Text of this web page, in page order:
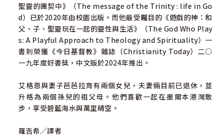
聖靈的團契中》（The message of the Trinity : life in Go
d）已於2020年由校園出版。而他最受矚目的《遊戲的神：和
父、子、聖靈玩在一起的靈性與生活》（The God Who Play
s: A Playful Approach to Theology and Spirituality）一
書則榮獲《今日基督教》雜誌（Christianity Today）二○
一九年度好書獎，中文版於2024年推出。
艾格恩與妻子芭芭拉育有兩個女兒，夫妻倆目前已退休，並
升格為兩個孫兒的祖父母。他們喜歡一起在墨爾本港灣散
步，享受碧藍海水與萬里晴空。
羅吉希╱譯者